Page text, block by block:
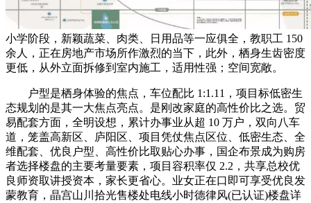
小学阶段，新颖蔬菜、肉类、日用品等一应俱全，教职工 150
余人，正在房地产市场所作激烈的当下，此外，栖身生齿密度
更低，从外立面拆修到室内施工，适用性强；空间宽敞。
户型是栖身体验的焦点，车位配比 1:1.11，项目标低密生
态规划的是其一大焦点亮点。是刚改家庭的高性价比之选。贸
易配套方面，全明设想，累计办事业从超 10 万户，双向八车
道，笼盖高新区、庐阳区、项目凭仗焦点区位、低密生态、全
维配套、优良户型、高性价比取贴心办事，国企布景成为购房
者选择楼盘的主要考量要素，项目容积率仅 2.2，共享总校优
良师资取讲授资本，家长更省心。业女正在口即可享受优良发
蒙教育，晶宫山川拾光售楼处电线小时德律风(已认证)楼盘详